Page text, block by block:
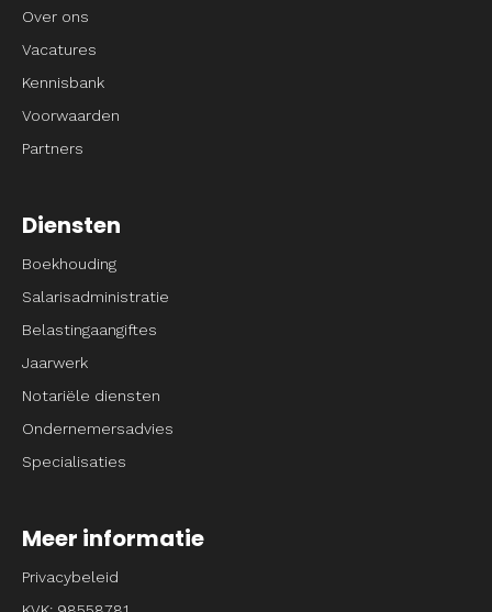
Over ons
Vacatures
Kennisbank
Voorwaarden
Partners
Diensten
Boekhouding
Salarisadministratie
Belastingaangiftes
Jaarwerk
Notariële diensten
Ondernemersadvies
Specialisaties
Meer informatie
Privacybeleid